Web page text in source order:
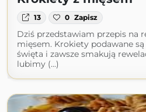
13 0 Zapisz
Dziś przedstawiam przepis na
mięsem. Krokiety podawane
święta i zawsze smakują
lubimy (...)